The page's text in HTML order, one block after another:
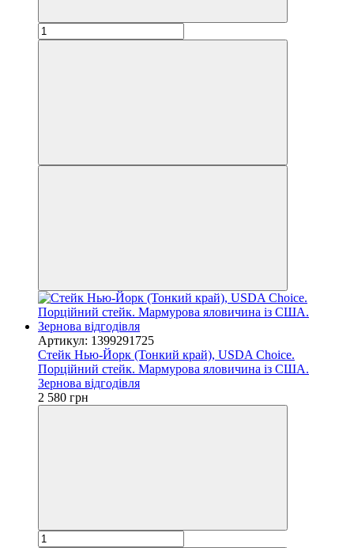
Артикул: 1399291725
Стейк Нью-Йорк (Тонкий край), USDA Choice.
Порційний стейк. Мармурова яловичина із США.
Зернова відгодівля
2 580 грн